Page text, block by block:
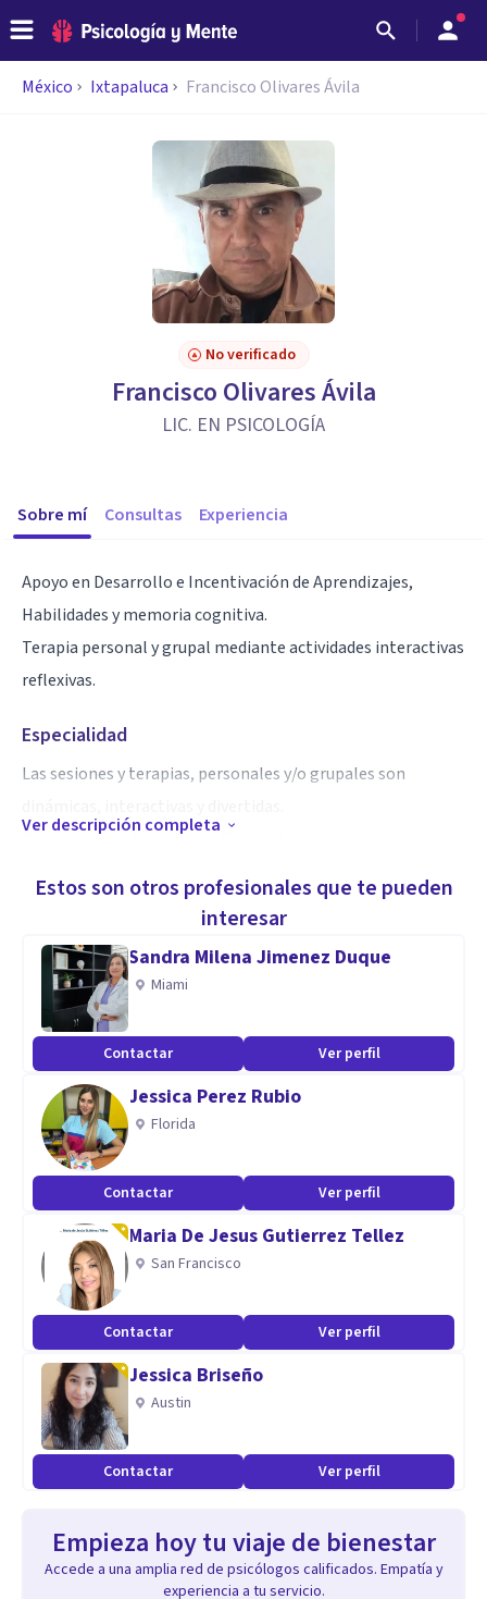
México Ixtapaluca Francisco Olivares Ávila
No verificado
Francisco Olivares Ávila
LIC. EN PSICOLOGÍA
Sobre mí Consultas Experiencia
Apoyo en Desarrollo e Incentivación de Aprendizajes,
Habilidades y memoria cognitiva.
Terapia personal y grupal mediante actividades interactivas
reflexivas.
Especialidad
Las sesiones y terapias, personales y/o grupales son
Dominio en el desarrollo y Planes de clase, curso y talleres.
Aptitudes
Psicología Social y Educativa.
Desarrollo de la Inteligencia y de la Inteligencia Emocional.
Desarrollo de la Personalidad en Niñas, Niños y
Adolescentes.
Ver descripción completa
Estos son otros profesionales que te pueden
interesar
Sandra Milena Jimenez Duque
Miami
Contactar Ver perfil
Jessica Perez Rubio
Florida
Contactar Ver perfil
Maria De Jesus Gutierrez Tellez
San Francisco
Contactar Ver perfil
Jessica Briseño
Austin
Contactar Ver perfil
Empieza hoy tu viaje de bienestar
Accede a una amplia red de psicólogos calificados. Empatía y
experiencia a tu servicio.